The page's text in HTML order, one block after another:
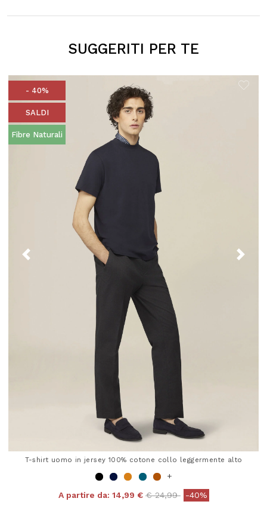
SUGGERITI PER TE
- 40%
SALDI
Fibre Naturali
T-shirt uomo in jersey 100% cotone collo leggermente alto
+
A partire da: 14,99 € Price reduced from
€ 24,99to-40%